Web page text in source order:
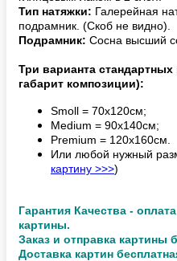
Тип натяжки: Галерейная
подрамник. (Скоб не видно).
Подрамник: Сосна высший
Три варианта
габарит композиции):
Smoll = 70х120см;
Medium = 90х140см;
Premium = 120х160см.
Или любой нужный
картину >>>)
Гарантия Качества -
картины.
Заказ и отправка картины
Доставка картин